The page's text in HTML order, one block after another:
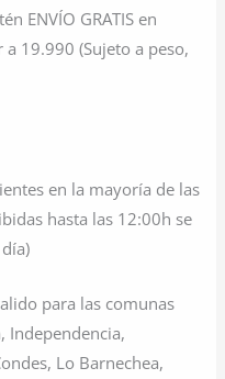
ENVÍO GRATIS en
19.990 (Sujeto a peso,
en la mayoría de las
hasta las 12:00h se
para las comunas
Independencia,
Lo Barnechea,